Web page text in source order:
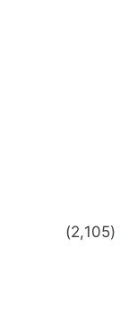
(2,105)